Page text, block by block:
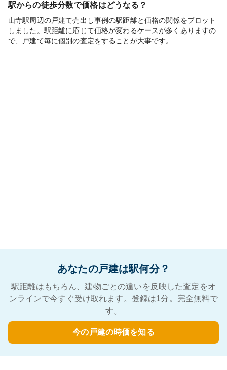
駅からの徒歩分数で価格はどうなる？
山寺駅周辺の戸建て売出し事例の駅距離と価格の関係をプロット
しました。駅距離に応じて価格が変わるケースが多くありますの
で、戸建て毎に個別の査定をすることが大事です。
あなたの戸建は駅何分？
駅距離はもちろん、建物ごとの違いを反映した査定をオ
ンラインで今すぐ受け取れます。登録は1分。完全無料で
す。
今の戸建の時価を知る